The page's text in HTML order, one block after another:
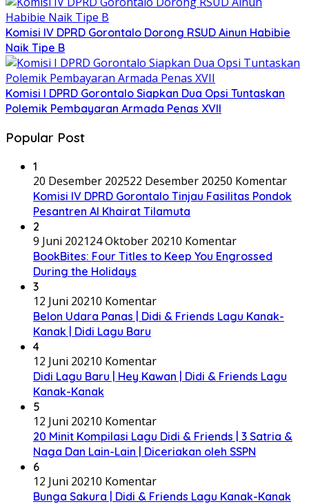
Komisi IV DPRD Gorontalo Dorong RSUD Ainun Habibie
Naik Tipe B
Komisi I DPRD Gorontalo Siapkan Dua Opsi Tuntaskan
Polemik Pembayaran Armada Penas XVII
Popular Post
1
20 Desember 202522 Desember 20250 Komentar
Komisi IV DPRD Gorontalo Tinjau Fasilitas Pondok
Pesantren Al Khairat Tilamuta
2
9 Juni 202124 Oktober 20210 Komentar
BookBites: Four Titles to Keep You Engrossed
During the Holidays
3
12 Juni 20210 Komentar
Belon Udara Panas | Didi & Friends Lagu Kanak-
Kanak | Didi Lagu Baru
4
12 Juni 20210 Komentar
Didi Lagu Baru | Hey Kawan | Didi & Friends Lagu
Kanak-Kanak
5
12 Juni 20210 Komentar
20 Minit Kompilasi Lagu Didi & Friends | 3 Satria &
Naga Dan Lain-Lain | Diceriakan oleh SSPN
6
12 Juni 20210 Komentar
Bunga Sakura | Didi & Friends Lagu Kanak-Kanak